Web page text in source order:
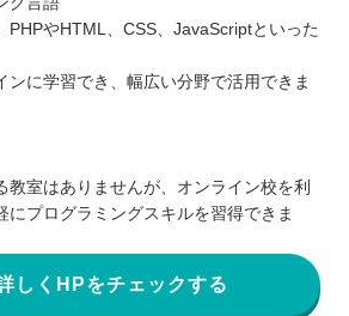
PHPやHTML、CSS、JavaScriptといった
ンに学習でき、幅広い分野で活用できま
教室はありませんが、オンライン校を利
にプログラミングスキルを習得できま
しくHPをチェックする